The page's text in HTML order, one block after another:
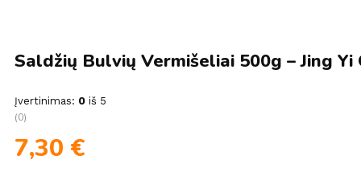
Saldžių Bulvių Vermišeliai 500g – Jing Yi
Įvertinimas: 0 iš 5
(0)
7,30 €